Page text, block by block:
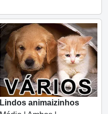
Lindos animaizinhos